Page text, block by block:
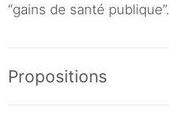
“gains de santé publique”.
Propositions